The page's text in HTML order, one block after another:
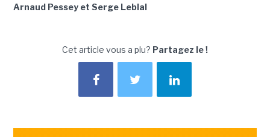
Arnaud Pessey et Serge Leblal
Cet article vous a plu? Partagez le !